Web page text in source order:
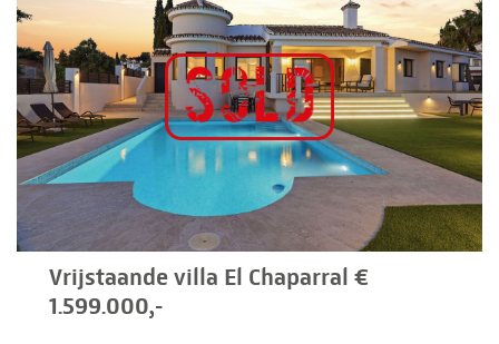
Vrijstaande villa El Chaparral €
1.599.000,-